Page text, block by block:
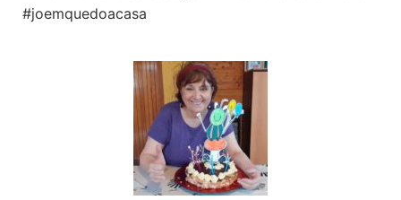
#joemquedoacasa